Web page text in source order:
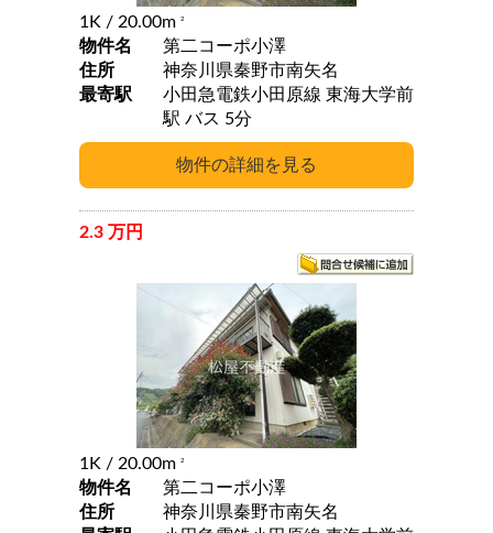
1K / 20.00m 2
物件名
第二コーポ小澤
住所
神奈川県秦野市南矢名
最寄駅
小田急電鉄小田原線 東海大学前
駅 バス 5分
2.3 万円
1K / 20.00m 2
物件名
第二コーポ小澤
住所
神奈川県秦野市南矢名